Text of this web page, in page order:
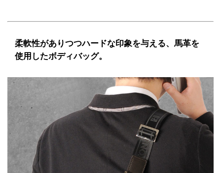
柔軟性がありつつハードな印象を与える、馬革を
使用したボディバッグ。